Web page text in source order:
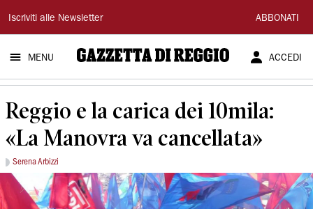
Gazzetta
di
Reggio
Iscriviti alle Newsletter ABBONATI
MENU ACCEDI
Reggio e la carica dei 10mila:
«La Manovra va cancellata»
Serena Arbizzi